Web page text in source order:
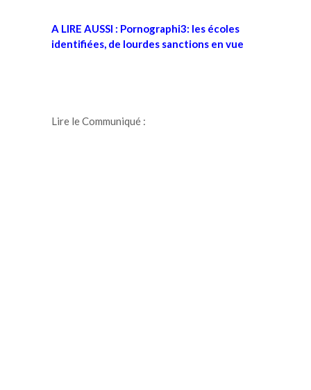
A LIRE AUSSI : Pornographi3: les écoles
identifiées, de lourdes sanctions en vue
Lire le Communiqué :